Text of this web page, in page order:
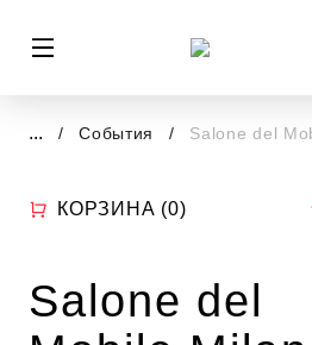
... События Salone del
КОРЗИНА (0)
Salone del